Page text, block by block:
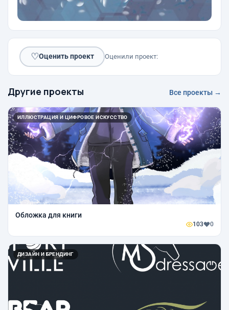
♡Оценить проект Оценили проект:
Другие проекты Все проекты →
ИЛЛЮСТРАЦИЯ И ЦИФРОВОЕ ИСКУССТВО
Обложка для книги
103 0
ДИЗАЙН И БРЕНДИНГ